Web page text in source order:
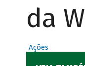
da
Ações